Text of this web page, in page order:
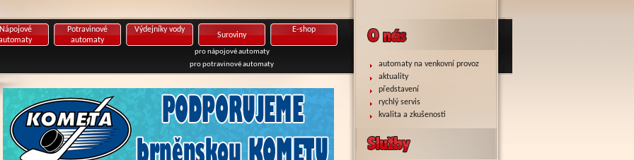
Potravinové
automaty
Výdejníky vody
Suroviny
pro nápojové automaty
pro potravinové automaty
E-shop
automaty na venkovní provoz
aktuality
představení
rychlý servis
kvalita a zkušenosti